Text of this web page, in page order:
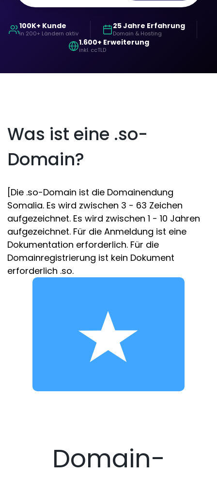
100K+ Kunde
in 200+ Ländern aktiv
25 Jahre Erfahrung
Domain & Hosting
1.600+ Erweiterung
inkl. ccTLD
Was ist eine .so-
Domain?
[Die .so-Domain ist die Domainendung
Somalia. Es wird zwischen 3 - 63 Zeichen
aufgezeichnet. Es wird zwischen 1 - 10 Jahren
aufgezeichnet. Für die Anmeldung ist eine
Dokumentation erforderlich. Für die
Domainregistrierung ist kein Dokument
erforderlich .so.
Domain-